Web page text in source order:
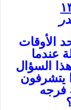
الأوقات
عندما
السؤال
يتشرفون
فرجه